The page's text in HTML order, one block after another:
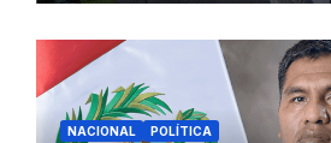
NACIONAL POLÍTICA